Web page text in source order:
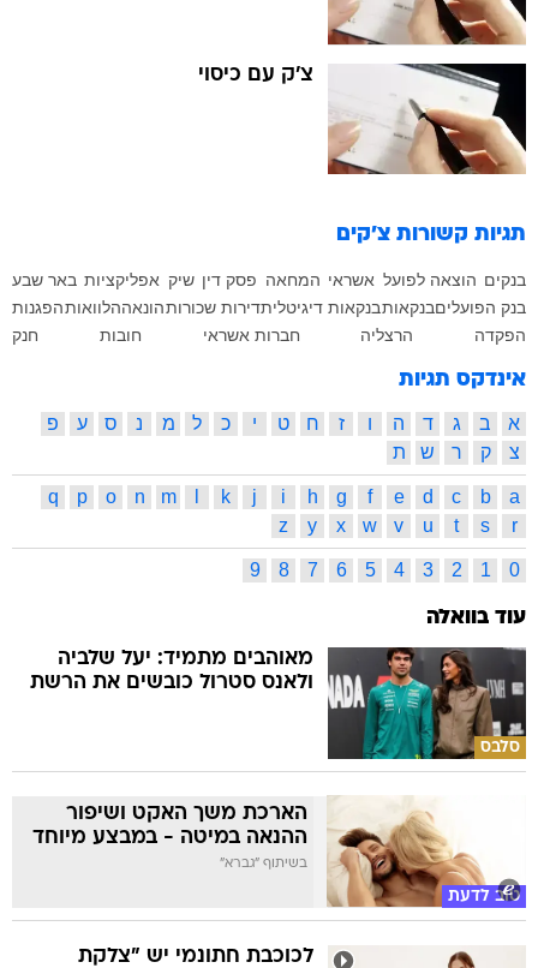
צ'ק עם כיסוי
תגיות קשורות צ'קים
בנקים הוצאה לפועל אשראי המחאה פסק דין שיק אפליקציות באר שבע
בנק הפועליםבנקאותבנקאות דיגיטליתדירות שכורותהונאההלוואותהפגנות
הפקדה
הרצליה חברות אשראי חובות חנק
אינדקס תגיות
א ב ג ד ה ו ז ח ט י כ ל מ נ ס ע
פ
צ
ק ר ש ת
a
b
c
d
e
f
g
h
i
j
k
m
n
o
p
q
r
s
t
u
v
w
x
y
z
0
1
2
3
4
5
6
7
8
9
עוד בוואלה
סלבס
מאוהבים מתמיד: יעל שלביה
ולאנס סטרול כובשים את הרשת
טוב לדעת
הארכת משך האקט ושיפור
ההנאה במיטה - במבצע מיוחד
בשיתוף "גברא"
לכוכבת חתונמי יש "צלקת